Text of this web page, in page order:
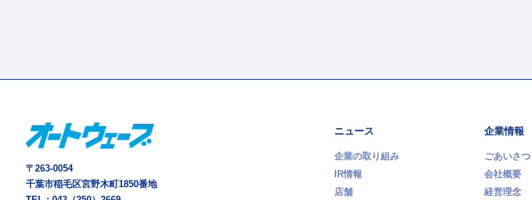
〒263-0054
千葉市稲毛区宮野木町1850番地
ニュース
企業の取り組み
IR情報
店舗
企業情報
ごあいさつ
会社概要
経営理念